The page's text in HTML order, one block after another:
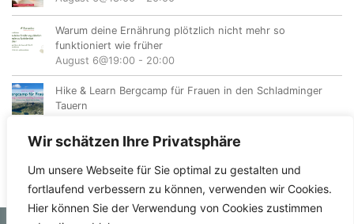
Wir schätzen Ihre Privatsphäre
Um unsere Webseite für Sie optimal zu gestalten und
fortlaufend verbessern zu können, verwenden wir Cookies.
Hier können Sie der Verwendung von Cookies zustimmen
Warum deine Ernährung plötzlich nicht mehr so
funktioniert wie früher
August 6@19:00 - 20:00
Hike & Learn Bergcamp für Frauen in den Schladminger
Tauern